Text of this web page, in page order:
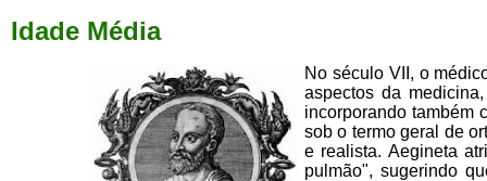
Idade Média
No século VII, o
aspectos da
incorporando também
sob o termo geral de
e realista. Aegineta
pulmão", sugerindo